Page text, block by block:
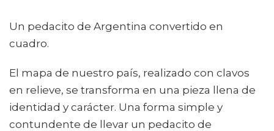
Un pedacito de Argentina convertido en
cuadro.
El mapa de nuestro país, realizado con clavos
en relieve, se transforma en una pieza llena de
identidad y carácter. Una forma simple y
contundente de llevar un pedacito de